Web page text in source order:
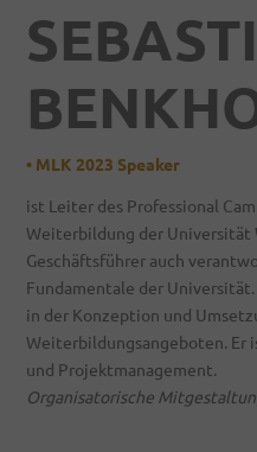
• MLK 2023 Speaker
ist Leiter des Professional
Weiterbildung der Universität
Geschäftsführer auch
Fundamentale der
in der Konzeption und
Weiterbildungsangeboten. Er
und Projektmanagement.
Organisatorische